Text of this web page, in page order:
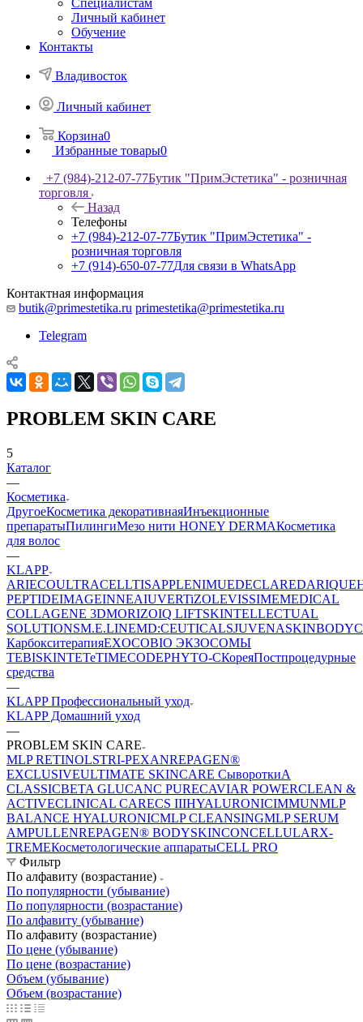
Специалистам
Личный кабинет
Обучение
Контакты
Владивосток
Личный кабинет
Корзина0
Избранные товары0
+7 (984)-212-07-77Бутик "ПримЭстетика" - розничная
торговля
Назад
Телефоны
+7 (984)-212-07-77Бутик "ПримЭстетика" -
розничная торговля
+7 (914)-650-07-77Для связи в WhatsApp
Контактная информация
butik@primestetika.ru primestetika@primestetika.ru
Telegram
PROBLEM SKIN CARE
5
Каталог
—
Косметика
ДругоеКосметика декоративнаяИнъекционные
препаратыПилингиМезо нити HONEY DERMAКосметика
для волос
—
KLAPP
ARIECOULTRACELLTISAPPLENIMUEDECLAREDARIQUE
PEPTIDEIMAGEINNEAIUVERTiZOLEVISSIMEMEDICAL
COLLAGENE 3DMORIZOIQ LIFTSKINTELLECTUAL
SOLUTIONSM.E.LINEMD:CEUTICALSJUVENASKINBODY
КарбокситерапияEXOCOBIO ЭКЗОСОМЫ
TEBISKINTETeTIMECODEPHYTO-CКореяПостпроцедурные
средства
—
KLAPP Профессиональный уход
KLAPP Домашний уход
—
PROBLEM SKIN CARE
MLP RETINOLSTRI-PEXANREPAGEN®
EXCLUSIVEULTIMATE SKINCARE СывороткиA
CLASSICBETA GLUCANC PURECAVIAR POWERCLEAN &
ACTIVECLINICAL CARECS IIIHYALURONICIMMUNMLP
BALANCE HYALURONICMLP CLEANSINGMLP SERUM
AMPULLENREPAGEN® BODYSKINCONCELLULARX-
TREMEКосметологические аппаратыCELL PRO
Фильтр
По алфавиту (возрастание)
По популярности (убывание)
По популярности (возрастание)
По алфавиту (убывание)
По алфавиту (возрастание)
По цене (убывание)
По цене (возрастание)
Объем (убывание)
Объем (возрастание)